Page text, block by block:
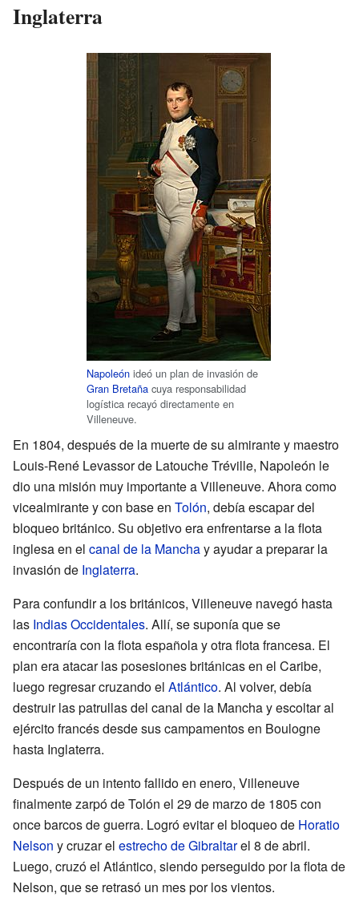
Inglaterra
Napoleón ideó un plan de invasión de
Gran Bretaña cuya responsabilidad
logística recayó directamente en
Villeneuve.
En 1804, después de la muerte de su almirante y maestro
Louis-René Levassor de Latouche Tréville, Napoleón le
dio una misión muy importante a Villeneuve. Ahora como
vicealmirante y con base en Tolón, debía escapar del
bloqueo británico. Su objetivo era enfrentarse a la flota
inglesa en el canal de la Manchay ayudar a preparar la
invasión de Inglaterra.
Para confundir a los británicos, Villeneuve navegó hasta
las Indias Occidentales. Allí, se suponía que se
encontraría con la flota española y otra flota francesa. El
plan era atacar las posesiones británicas en el Caribe,
luego regresar cruzando el Atlántico. Al volver, debía
destruir las patrullas del canal de la Mancha y escoltar al
ejército francés desde sus campamentos en Boulogne
hasta Inglaterra.
Después de un intento fallido en enero, Villeneuve
finalmente zarpó de Tolón el 29 de marzo de 1805 con
once barcos de guerra. Logró evitar el bloqueo de Horatio
Nelson y cruzar el estrecho de Gibraltarel 8 de abril.
Luego, cruzó el Atlántico, siendo perseguido por la flota de
Nelson, que se retrasó un mes por los vientos.